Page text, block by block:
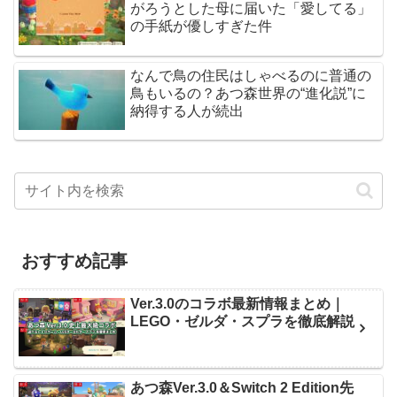
がろうとした母に届いた「愛してる」
の手紙が優しすぎた件
なんで鳥の住民はしゃべるのに普通の
鳥もいるの？あつ森世界の“進化説”に
納得する人が続出
おすすめ記事
Ver.3.0のコラボ最新情報まとめ｜
LEGO・ゼルダ・スプラを徹底解説
あつ森Ver.3.0＆Switch 2 Edition先